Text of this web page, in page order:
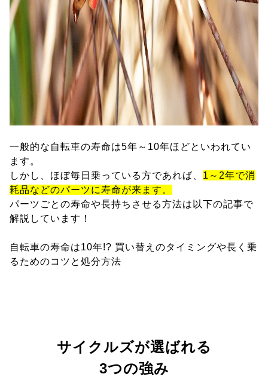
一般的な自転車の寿命は5年～10年ほどといわれてい
ます。
しかし、ほぼ毎日乗っている方であれば、 1～2年で消
耗品などのパーツに寿命が来ます。
パーツごとの寿命や長持ちさせる方法は以下の記事で
解説しています！
自転車の寿命は10年!? 買い替えのタイミングや長く乗
るためのコツと処分方法
サイクルズが選ばれる
3つの強み